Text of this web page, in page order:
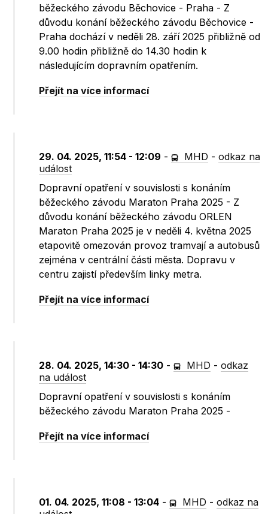
běžeckého závodu Běchovice - Praha - Z
důvodu konání běžeckého závodu Běchovice -
Praha dochází v neděli 28. září 2025 přibližně od
9.00 hodin přibližně do 14.30 hodin k
následujícím dopravním opatřením.
Přejít na více informací
29. 04. 2025, 11:54 - 12:09 - MHD -odkaz na
událost
Dopravní opatření v souvislosti s konáním
běžeckého závodu Maraton Praha 2025 - Z
důvodu konání běžeckého závodu ORLEN
Maraton Praha 2025 je v neděli 4. května 2025
etapovitě omezován provoz tramvají a autobusů
zejména v centrální části města. Dopravu v
centru zajistí především linky metra.
Přejít na více informací
28. 04. 2025, 14:30 - 14:30 - MHD -odkaz
na událost
Dopravní opatření v souvislosti s konáním
běžeckého závodu Maraton Praha 2025 -
Přejít na více informací
01. 04. 2025, 11:08 - 13:04 - MHD -odkaz na